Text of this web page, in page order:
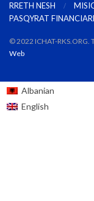
RRETH NESH
PASQYRAT
© 2022 ICHAT-
Web
Albanian
English